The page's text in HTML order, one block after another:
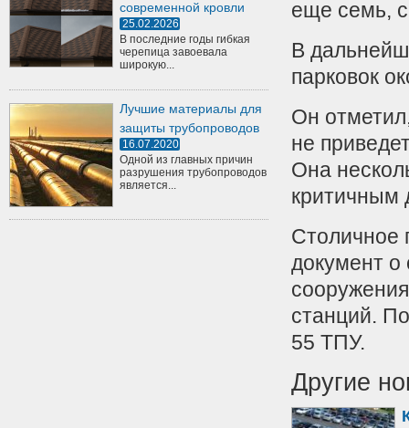
современной кровли
25.02.2026
В последние годы гибкая
черепица завоевала
широкую...
Лучшие материалы для
защиты трубопроводов
16.07.2020
Одной из главных причин
разрушения трубопроводов
является...
еще семь,
В
парковок
Он
не
Она
критичным
Столичное
документ о
станций.
55 ТПУ.
Другие